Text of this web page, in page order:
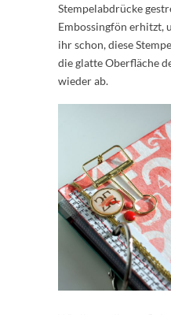
Stempelabdrücke
Embossingfön erhitzt,
ihr schon, diese
die glatte Oberfläche
wieder ab.